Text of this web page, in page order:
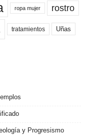
ropa mujer rostro
tratamientos Uñas
y Progresismo